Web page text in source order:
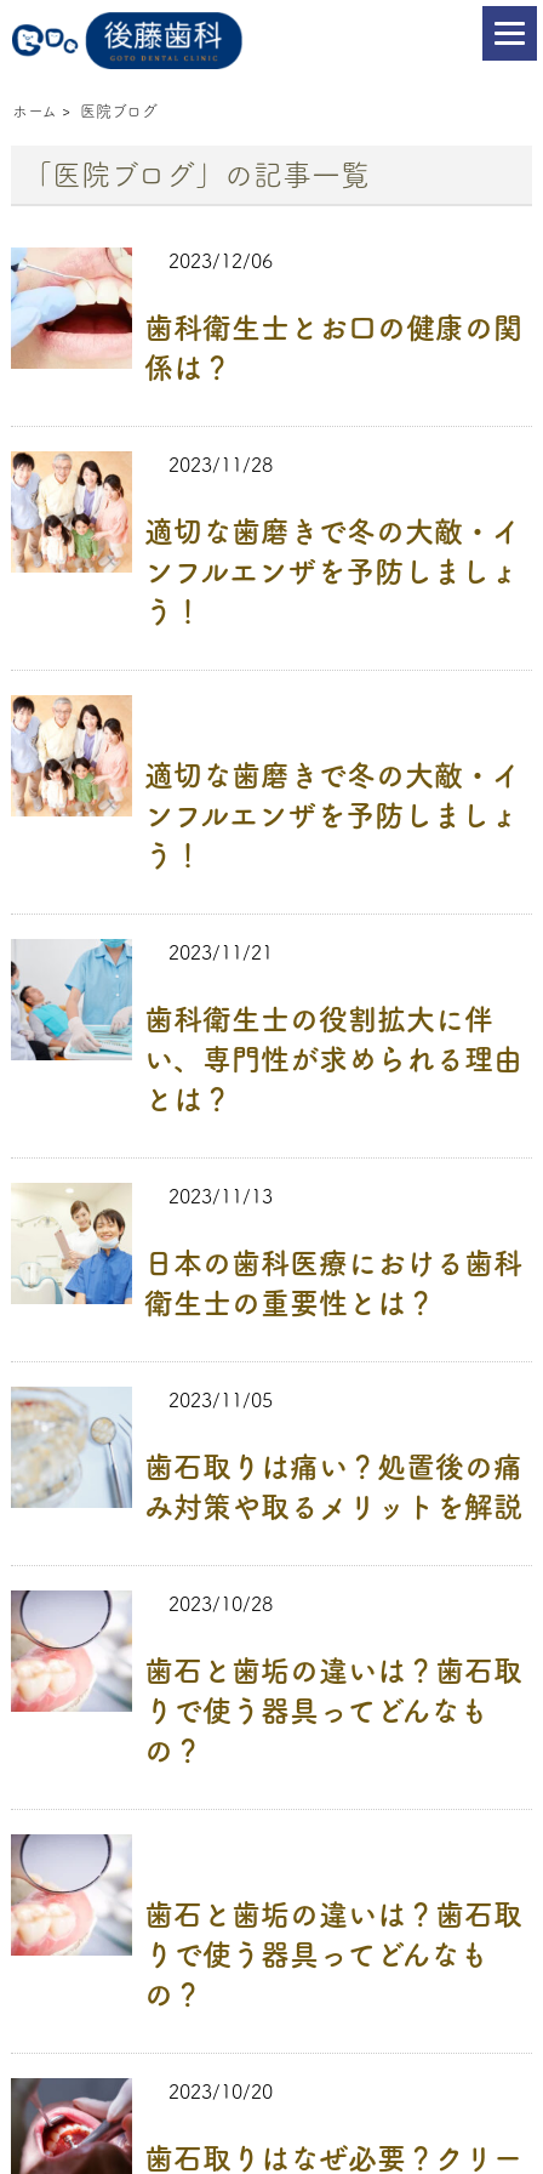
ホーム > 医院ブログ
「医院ブログ」の記事一覧
2023/12/06
歯科衛生士とお口の健康の関
係は？
2023/11/28
適切な歯磨きで冬の大敵・イ
ンフルエンザを予防しましょ
う！
適切な歯磨きで冬の大敵・イ
ンフルエンザを予防しましょ
う！
2023/11/21
歯科衛生士の役割拡大に伴
い、専門性が求められる理由
とは？
2023/11/13
日本の歯科医療における歯科
衛生士の重要性とは？
2023/11/05
歯石取りは痛い？処置後の痛
み対策や取るメリットを解説
2023/10/28
歯石と歯垢の違いは？歯石取
りで使う器具ってどんなも
の？
歯石と歯垢の違いは？歯石取
りで使う器具ってどんなも
の？
2023/10/20
歯石取りはなぜ必要？クリー